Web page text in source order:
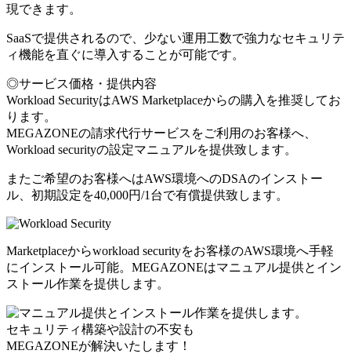
現できます。
SaaSで提供されるので、少ない運用工数で強力なセキュリテ
ィ機能を直ぐに導入することが可能です。
◎サービス価格・提供内容
Workload SecurityはAWS Marketplaceからの購入を推奨してお
ります。
MEGAZONEの請求代行サービスをご利用のお客様へ、
Workload securityの設定マニュアルを提供致します。
またご希望のお客様へはAWS環境へのDSAのインストー
ル、初期設定を40,000円/1台で有償提供致します。
Marketplaceからworkload securityをお客様のAWS環境へ手軽
にインストール可能。MEGAZONEはマニュアル提供とイン
ストール作業を提供します。
セキュリティ構築や設計の不安も
MEGAZONEが解決いたします！